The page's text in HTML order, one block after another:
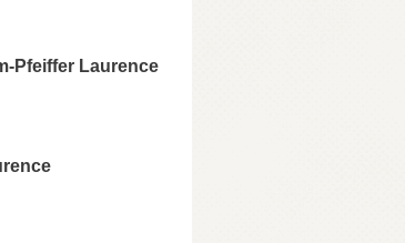
Pfeiffer Laurence